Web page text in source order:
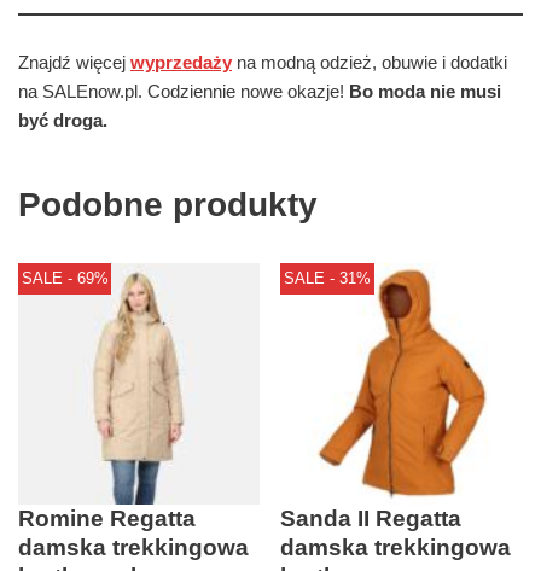
Znajdź więcej wyprzedaży na modną odzież, obuwie i dodatki
na SALEnow.pl. Codziennie nowe okazje! Bo moda nie musi
być droga.
Podobne produkty
SALE - 69%
Romine Regatta
damska trekkingowa
SALE - 31%
Sanda II Regatta
damska trekkingowa